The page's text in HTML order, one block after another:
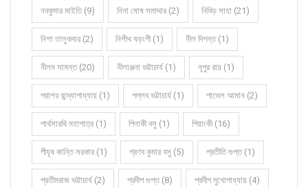
নবকুমার মাইতি (9) নিনা ঘোষ সমাদ্দার (2) নিবিড় সাহা (21)
নিশা তালুকদার (2) নিশীথ ষড়ংগী (1) নীল দিগন্ত (1)
নীলম সামন্ত (20) নীলাঞ্জনা ভট্টাচার্য (1) নূপুর রায় (1)
পরাশর বন্দ্যোপাধ্যায় (1) পল্লব ভট্টাচার্য (1) পাভেল আমান (2)
পার্থসারথি মহাপাত্র (1) পিনাকী বসু (1) পিয়াংকী (16)
পীযূষ কান্তি সরকার (1) প্রণব কুমার বসু (5) প্রতীতি গুপ্ত (1)
প্রতীমরাজ ভট্টাচার্য (2) প্রদীপ গুপ্ত (8) প্রদীপ মুখোপাধ্যায় (4)